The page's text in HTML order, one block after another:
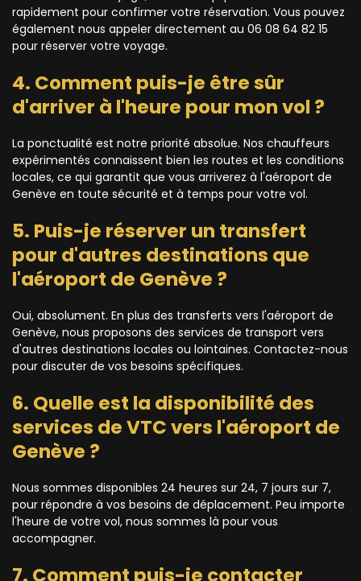
rapidement pour confirmer votre réservation. Vous pouvez
également nous appeler directement au 06 08 64 82 15
pour réserver votre voyage.
4. Comment puis-je être sûr
d'arriver à l'heure pour mon vol ?
La ponctualité est notre priorité absolue. Nos chauffeurs
expérimentés connaissent bien les routes et les conditions
locales, ce qui garantit que vous arriverez à l'aéroport de
Genève en toute sécurité et à temps pour votre vol.
5. Puis-je réserver un transfert
pour d'autres destinations que
l'aéroport de Genève ?
Oui, absolument. En plus des transferts vers l'aéroport de
Genève, nous proposons des services de transport vers
d'autres destinations locales ou lointaines. Contactez-nous
pour discuter de vos besoins spécifiques.
6. Quelle est la disponibilité des
services de VTC vers l'aéroport de
Genève ?
Nous sommes disponibles 24 heures sur 24, 7 jours sur 7,
pour répondre à vos besoins de déplacement. Peu importe
l'heure de votre vol, nous sommes là pour vous
accompagner.
7. Comment puis-je contacter